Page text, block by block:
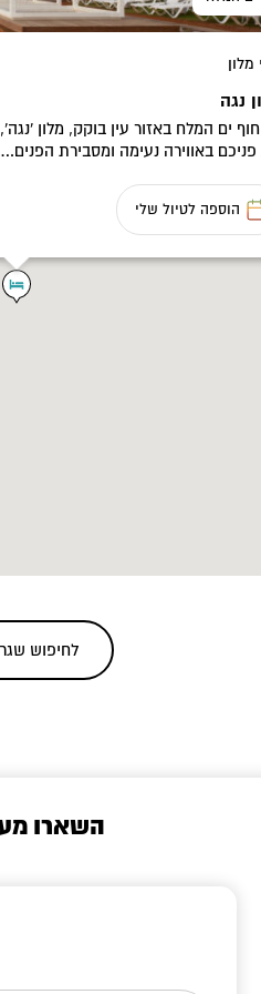
מלון
נגה
ים המלח באזור עין בוקק, מלון
באווירה נעימה ומסבירת
הוספה לטיול שלי
לחיפוש
השארו